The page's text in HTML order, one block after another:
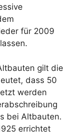
für 2009
gilt die
dass 50
werden
bei Altbauten.
errichtet